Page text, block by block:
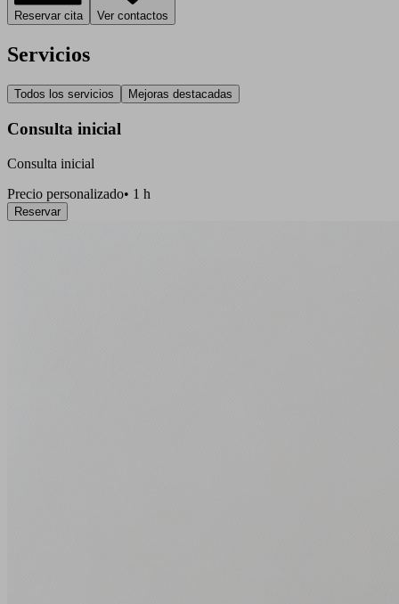
Reservar cita Ver contactos
Servicios
Todos los servicios Mejoras destacadas
Consulta inicial
Consulta inicial
Precio personalizado• 1 h
Reservar